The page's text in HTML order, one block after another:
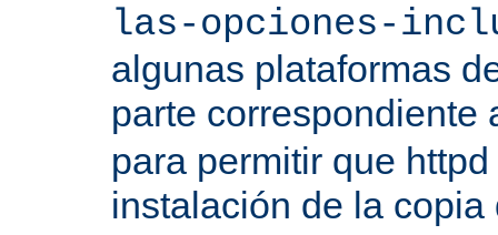
las-opciones-
algunas plataformas
parte
para permitir que
instalación de la